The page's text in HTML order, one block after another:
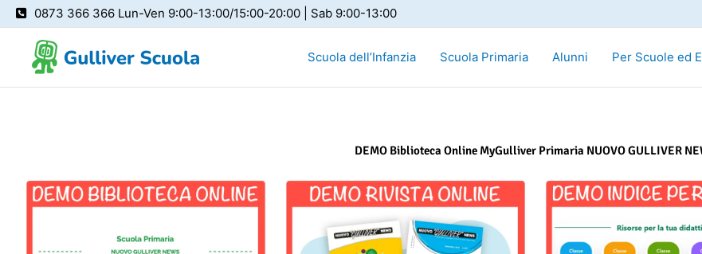
al
contenuto
0873 366 366 Lun-Ven 9:00-13:00/15:00-20:00 | Sab 9:00-13:00
Scuola dell’Infanzia Scuola Primaria Alunni Per Scuole ed
DEMO Biblioteca Online MyGulliver Primaria NUOVO GULLIVER